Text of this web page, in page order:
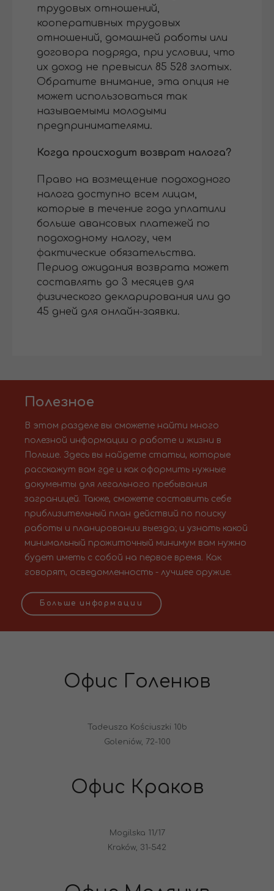
трудовых отношений,
кооперативных трудовых
отношений, домашней работы или
договора подряда, при условии, что
их доход не превысил 85 528 злотых.
Обратите внимание, эта опция не
может использоваться так
называемыми молодыми
предпринимателями.
Когда происходит возврат налога?
Право на возмещение подоходного
налога доступно всем лицам,
которые в течение года уплатили
больше авансовых платежей по
подоходному налогу, чем
фактические обязательства.
Период ожидания возврата может
составлять до 3 месяцев для
физического декларирования или до
45 дней для онлайн-заявки.
Полезное
В этом разделе вы сможете найти много
полезной информации о работе и жизни в
Польше. Здесь вы найдете статьи, которые
расскажут вам где и как оформить нужные
документы для легального пребывания
заграницей. Также, сможете составить себе
приблизительный план действий по поиску
работы и планировании выезда; и узнать какой
минимальный прожиточный минимум вам нужно
будет иметь с собой на первое время. Как
говорят, осведомленность - лучшее оружие.
Больше информации
Офис Голенюв
Tadeusza Kościuszki 10b
Goleniów, 72-100
Офис Краков
Mogilska 11/17
Kraków, 31-542